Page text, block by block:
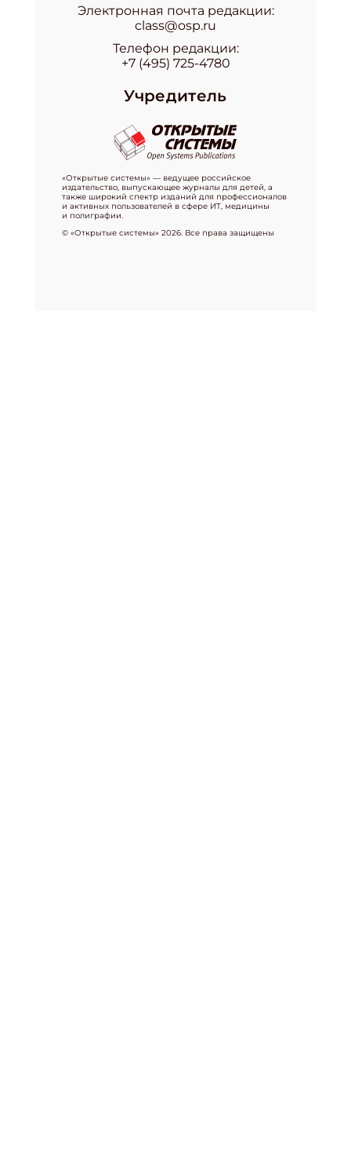
Электронная почта редакции:
class@osp.ru
Телефон редакции:
+7 (495) 725-4780
Учредитель
«Открытые системы» — ведущее российское
издательство, выпускающее журналы для детей, а
также широкий спектр изданий для профессионалов
и активных пользователей в сфере ИТ, медицины
и полиграфии.
© «Открытые системы» 2026. Все права защищены